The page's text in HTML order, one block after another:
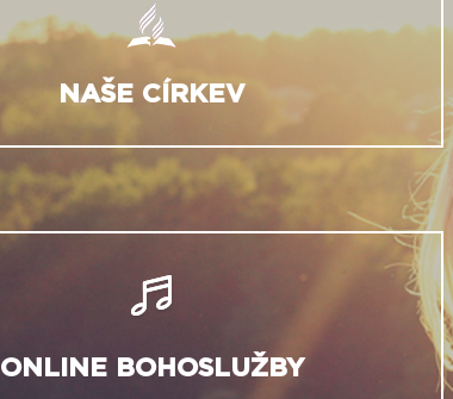
NAŠE CÍRKEV
ONLINE BOHOSLUŽBY